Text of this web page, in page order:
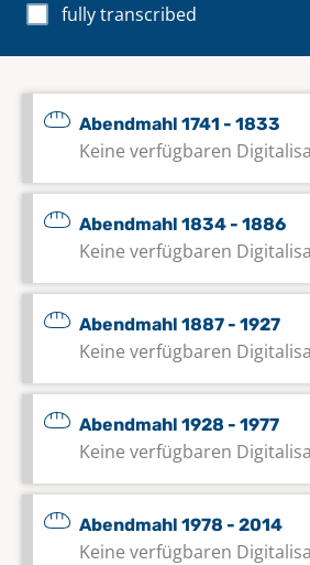
fully transcribed
Abendmahl 1741 - 1833
Keine verfügbaren
Abendmahl 1834 - 1886
Keine verfügbaren
Abendmahl 1887 - 1927
Keine verfügbaren
Abendmahl 1928 - 1977
Keine verfügbaren
Abendmahl 1978 - 2014
Keine verfügbaren